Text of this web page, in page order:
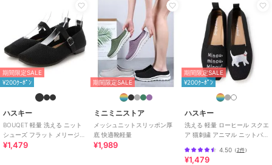
期間限定SALE
¥200ｸｰﾎﾟﾝ
ハスキー
BOUQET 軽量 洗える ニット
シューズ フラット メリージェ
ンパンプス スリッポン
¥1,479
期間限定SALE
ミニミニストア
メッシュニットスリッポン厚
底 快適靴軽量
¥1,989
期間限定SALE
¥200ｸｰﾎﾟﾝ
ハスキー
洗える 軽量 ローヒール スクエ
ア 猫刺繍 アニマル ニットパン
ズ
4.50（2件）
¥1,479